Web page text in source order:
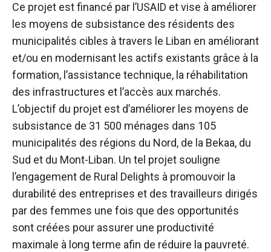
Ce projet est financé par l’USAID et vise à améliorer
les moyens de subsistance des résidents des
municipalités cibles à travers le Liban en améliorant
et/ou en modernisant les actifs existants grâce à la
formation, l’assistance technique, la réhabilitation
des infrastructures et l’accès aux marchés.
L’objectif du projet est d’améliorer les moyens de
subsistance de 31 500 ménages dans 105
municipalités des régions du Nord, de la Bekaa, du
Sud et du Mont-Liban. Un tel projet souligne
l’engagement de Rural Delights à promouvoir la
durabilité des entreprises et des travailleurs dirigés
par des femmes une fois que des opportunités
sont créées pour assurer une productivité
maximale à long terme afin de réduire la pauvreté.